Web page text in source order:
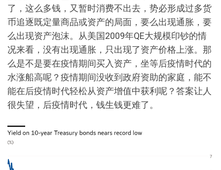
了，这么多钱，又暂时消费不出去，势必形成过多货
币追逐既定量商品或资产的局面，要么出现通胀，要
么出现资产泡沫。从美国2009年QE大规模印钞的情
况来看，没有出现通胀，只出现了资产价格上涨。那
么是不是要在疫情期间买入资产，坐等后疫情时代的
水涨船高呢？疫情期间没收到政府资助的家庭，能不
能在后疫情时代轻松从资产增值中获利呢？答案让人
很失望，后疫情时代，钱生钱更难了。